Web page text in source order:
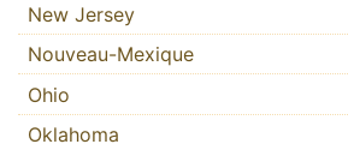
New Jersey
Nouveau-Mexique
Ohio
Oklahoma